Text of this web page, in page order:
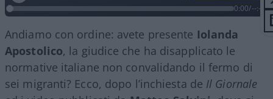
0:00/--:--
Andiamo con ordine: avete presente Iolanda
Apostolico, la giudice che ha disapplicato le
normative italiane non convalidando il fermo di
sei migranti? Ecco, dopo l’inchiesta de Il Giornale